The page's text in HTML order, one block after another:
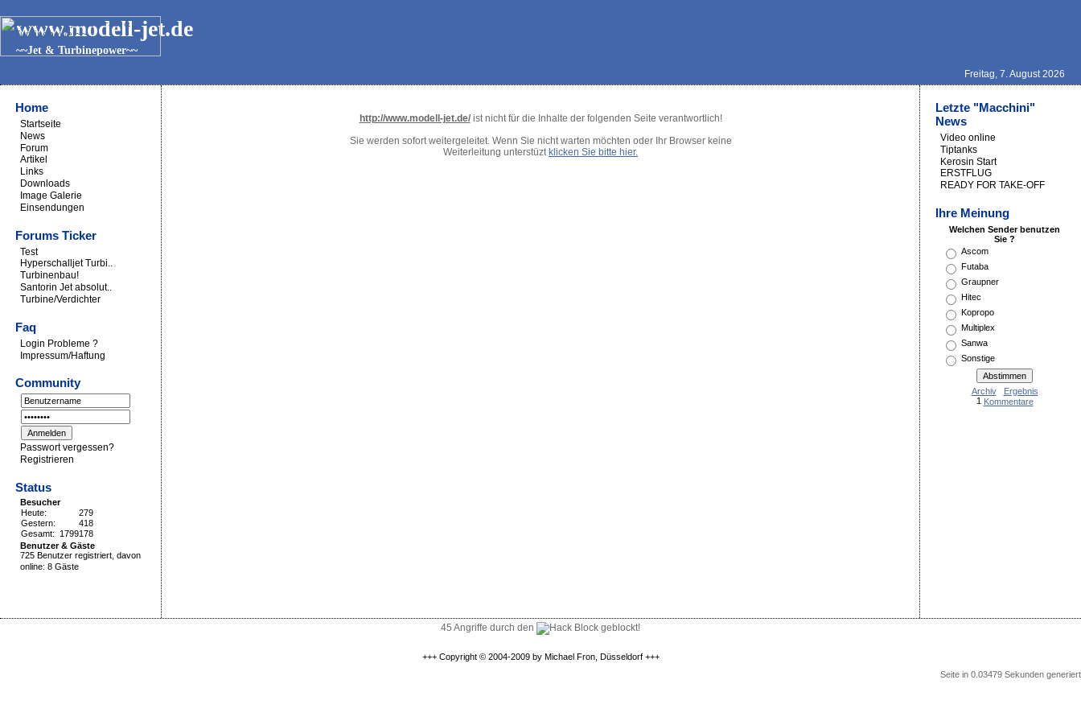
www.modell-jet.de
~~Jet & Turbinepower~~
Freitag, 7. August 2026
Home
Startseite
News
Forum
Artikel
Links
Downloads
Image Galerie
Einsendungen
Forums Ticker
Test
Hyperschalljet Turbi..
Turbinenbau!
Santorin Jet absolut..
Turbine/Verdichter
Faq
Login Probleme ?
Impressum/Haftung
Community
Passwort vergessen?
Registrieren
Status
Besucher
Heute:
279
Gestern:
418
Gesamt:
1799178
Benutzer & Gäste
725 Benutzer registriert, davon
online: 8 Gäste
http://www.modell-jet.de/ist nicht für die Inhalte der folgenden Seite verantwortlich!
Sie werden sofort weitergeleitet. Wenn Sie nicht warten möchten oder Ihr Browser keine
Weiterleitung unterstüzt klicken Sie bitte hier.
Letzte "Macchini"
News
Video online
Tiptanks
Kerosin Start
ERSTFLUG
READY FOR TAKE-OFF
Ihre Meinung
Welchen Sender benutzen
Sie ?
Ascom
Futaba
Graupner
Hitec
Kopropo
Multiplex
Sanwa
Sonstige
Archiv
Ergebnis
1
Kommentare
45 Angriffe durch den geblockt!
+++ Copyright © 2004-2009 by Michael Fron, Düsseldorf +++
Seite in 0.03479 Sekunden generiert